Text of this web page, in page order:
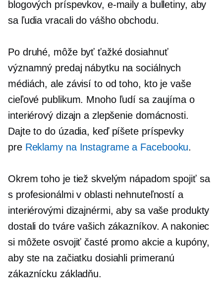
blogových príspevkov, e-maily a bulletiny, aby
sa ľudia vracali do vášho obchodu.
Po druhé, môže byť ťažké dosiahnuť
významný predaj nábytku na sociálnych
médiách, ale závisí to od toho, kto je vaše
cieľové publikum. Mnoho ľudí sa zaujíma o
interiérový dizajn a zlepšenie domácnosti.
Dajte to do úzadia, keď píšete príspevky
pre Reklamy na Instagrame a Facebooku.
Okrem toho je tiež skvelým nápadom spojiť sa
s profesionálmi v oblasti nehnuteľností a
interiérovými dizajnérmi, aby sa vaše produkty
dostali do tváre vašich zákazníkov. A nakoniec
si môžete osvojiť časté promo akcie a kupóny,
aby ste na začiatku dosiahli primeranú
zákaznícku základňu.